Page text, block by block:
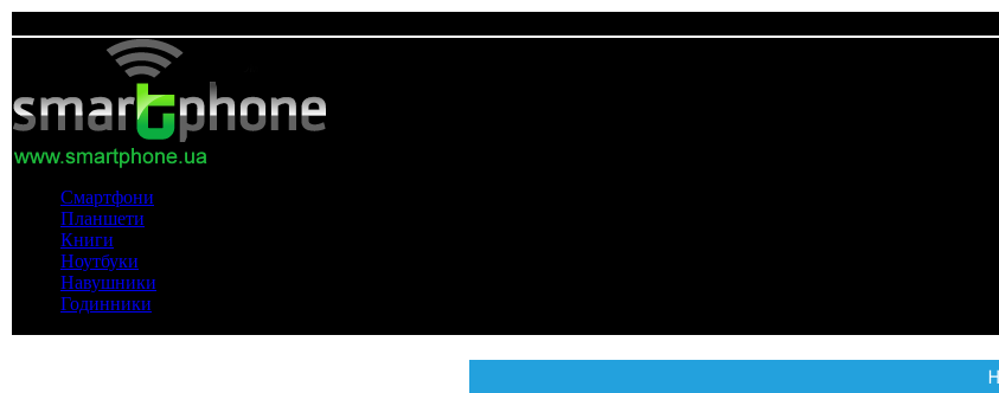
Смартфони
Планшети
Книги
Ноутбуки
Навушники
Годинники